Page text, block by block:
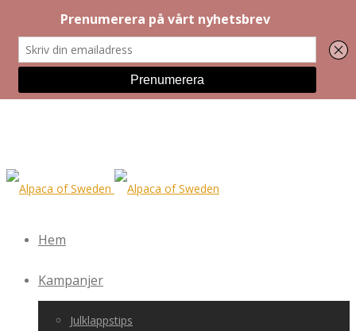
Hem
Kampanjer
Julklappstips